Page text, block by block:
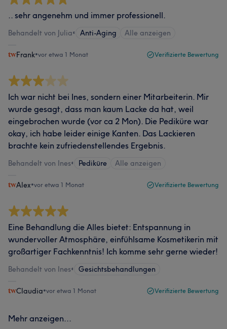
.. sehr angenehm und immer professionell.
Behandelt von Julia• Anti-Aging Alle anzeigen
Frank•vor etwa 1 Monat Verifizierte Bewertung
Ich war nicht bei Ines, sondern einer Mitarbeiterin. Mir
wurde gesagt, dass man kaum Lacke da hat, weil
eingebrochen wurde (vor ca 2 Mon). Die Pediküre war
okay, ich habe leider einige Kanten. Das Lackieren
brachte kein zufriedenstellendes Ergebnis.
Behandelt von Ines• Pediküre Alle anzeigen
Alex•vor etwa 1 Monat Verifizierte Bewertung
Eine Behandlung die Alles bietet: Entspannung in
wundervoller Atmosphäre, einfühlsame Kosmetikerin mit
großartiger Fachkenntnis! Ich komme sehr gerne wieder!
Behandelt von Ines• Gesichtsbehandlungen
Claudia•vor etwa 1 Monat Verifizierte Bewertung
Mehr anzeigen...